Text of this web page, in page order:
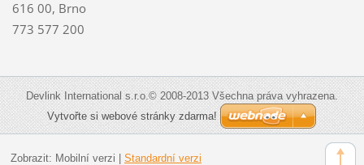
616 00, Brno
773 577 200
Devlink International s.r.o.© 2008-2013 Všechna práva vyhrazena.
Vytvořte si webové stránky zdarma!
Zobrazit: Mobilní verzi Standardní verzi